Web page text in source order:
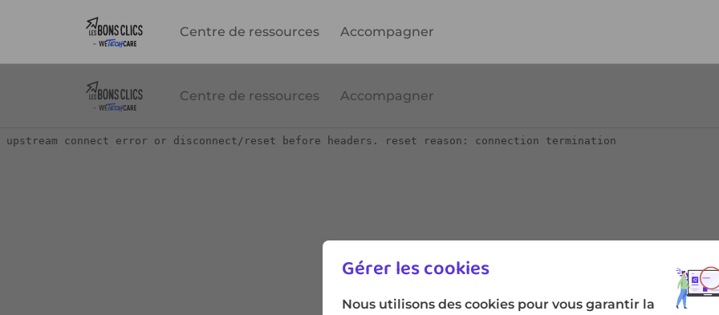
Centre de ressources Accompagner
Gérer les cookies
Nous utilisons des cookies pour vous garantir la